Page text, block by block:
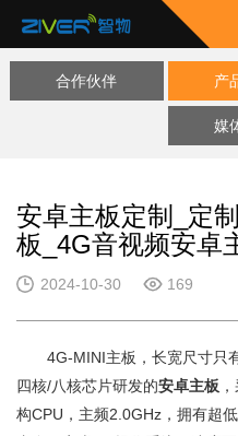
合作伙伴 产
媒
安卓主板定制_定
板_4G音视频安卓
2024-10-30 169
4G-MINI主板，长宽尺寸只
四核/八核芯片研发的安卓主板
构CPU，主频2.0GHz，拥有超